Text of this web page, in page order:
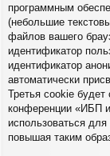
программным
(небольшие
файлов вашего
идентификатор
идентификатор
автоматически
Третья cookie будет
конференции «ИБП
использоваться
повышая таким